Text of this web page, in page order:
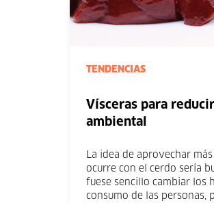
TENDENCIAS
Vísceras para
ambiental
La idea de aprovechar
ocurre con el cerdo sería
fuese sencillo cambiar los
consumo de las personas,